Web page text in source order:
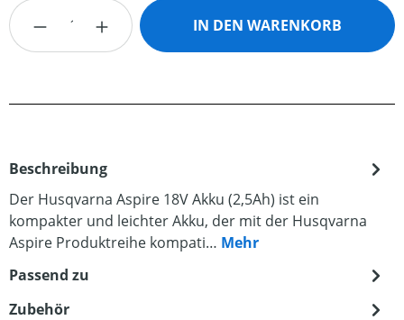
Produkt Anzahl: Gib den gewünschten
IN DEN WARENKORB
Beschreibung
Der Husqvarna Aspire 18V Akku (2,5Ah) ist ein
kompakter und leichter Akku, der mit der Husqvarna
Aspire Produktreihe kompati… Mehr
Passend zu
Zubehör